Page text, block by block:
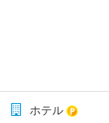
ホテル